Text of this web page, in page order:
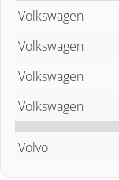
Volkswagen
Volkswagen
Volkswagen
Volkswagen
Volvo